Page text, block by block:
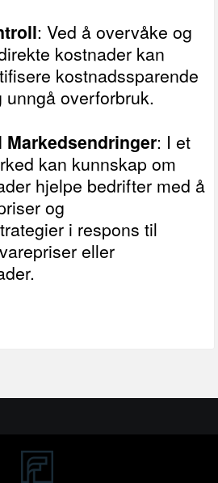
: Ved å overvåke og
kostnader kan
kostnadssparende
unngå overforbruk.
: I et
kan kunnskap om
hjelpe bedrifter med å
og
i respons til
eller